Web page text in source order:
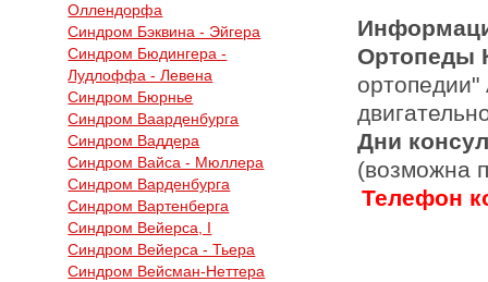
Оллендорфа
Синдром Бэквина - Эйгера
Синдром Бюдингера -
Лудлоффа - Левена
Синдром Бюрнье
Синдром Ваарденбурга
Синдром Ваддера
Синдром Вайса - Мюллера
Синдром Варденбурга
Синдром Вартенберга
Синдром Вейерса, I
Синдром Вейерса - Тьера
Синдром Вейсман-Неттера
Ортопеды
Дни
(возможна
Телефон